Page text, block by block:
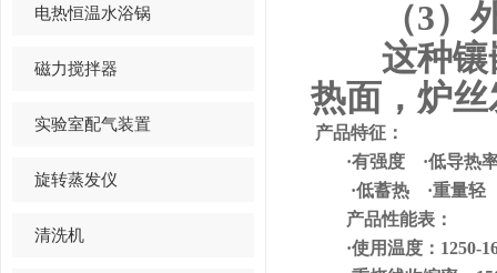
电热恒温水浴锅
磁力搅拌器
实验室配气装置
旋转蒸发仪
清洗机
（3）
这种镶嵌
热面，炉
产品特征：
·有强度 ·低导
·低蓄热 ·重量轻
产品性能表：
·使用温度： 1250-